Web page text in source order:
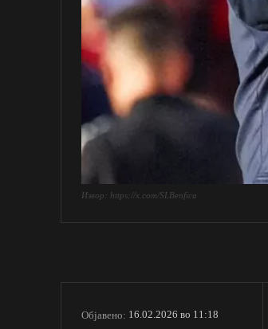
Извор: https://x.com/SLBenfica
Објавено: 16.02.2026 во 11:18